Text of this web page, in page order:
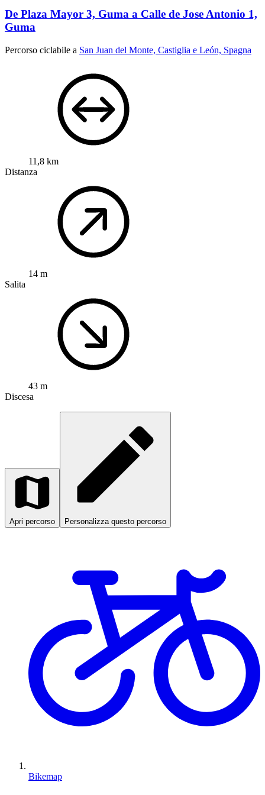
De Plaza Mayor 3, Guma a Calle de Jose Antonio 1,
Guma
Percorso ciclabile a San Juan del Monte, Castiglia e León, Spagna
11,8 km
Distanza
14 m
Salita
43 m
Discesa
Apri percorso Personalizza questo percorso
Bikemap